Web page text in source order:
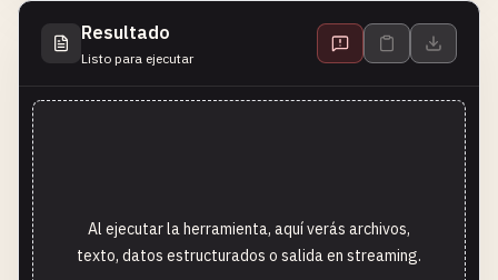
Resultado
Listo para ejecutar
Al ejecutar la herramienta, aquí verás archivos,
texto, datos estructurados o salida en streaming.